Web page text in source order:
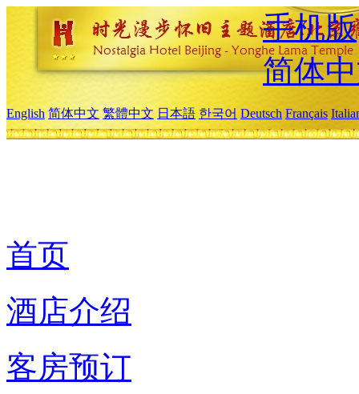
手机版
简体
English 简体中文 繁體中文 日本語 한국어 Deutsch Français
首页
酒店介绍
客房预订